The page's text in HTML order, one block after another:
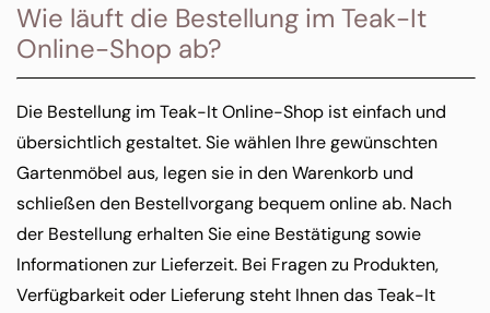
Wie läuft die Bestellung im Teak-It
Online-Shop ab?
Die Bestellung im Teak-It Online-Shop ist einfach und
übersichtlich gestaltet. Sie wählen Ihre gewünschten
Gartenmöbel aus, legen sie in den Warenkorb und
schließen den Bestellvorgang bequem online ab. Nach
der Bestellung erhalten Sie eine Bestätigung sowie
Informationen zur Lieferzeit. Bei Fragen zu Produkten,
Verfügbarkeit oder Lieferung steht Ihnen das Teak-It